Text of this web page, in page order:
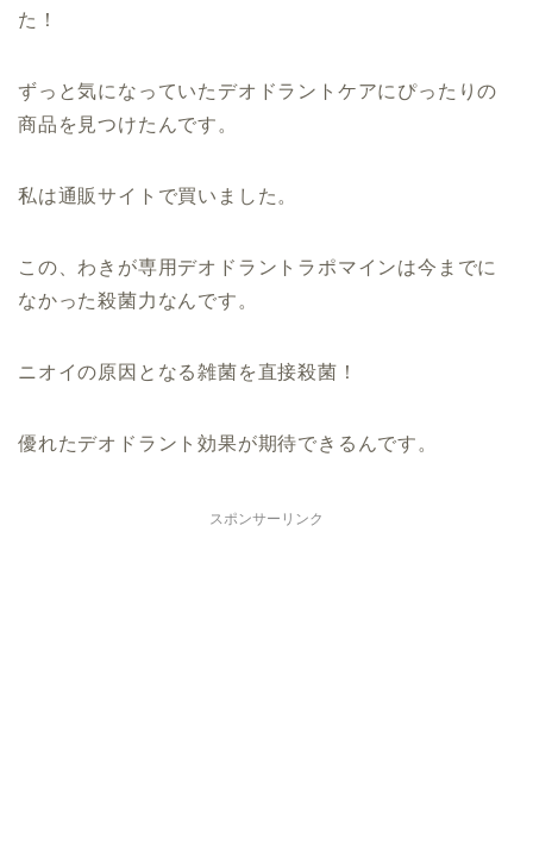
た！
ずっと気になっていたデオドラントケアにぴったりの
商品を見つけたんです。
私は通販サイトで買いました。
この、わきが専用デオドラントラポマインは今までに
なかった殺菌力なんです。
ニオイの原因となる雑菌を直接殺菌！
優れたデオドラント効果が期待できるんです。
スポンサーリンク